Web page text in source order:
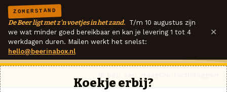
ZOMERSTAND
De Beer ligt met z'n voetjes in het zand. T/m 10 augustus zijn
we wat minder goed bereikbaar en kan je levering 1 tot 4
werkdagen duren. Mailen werkt het snelst:
hello@beerinabox.nl
×
Koekje erbij?